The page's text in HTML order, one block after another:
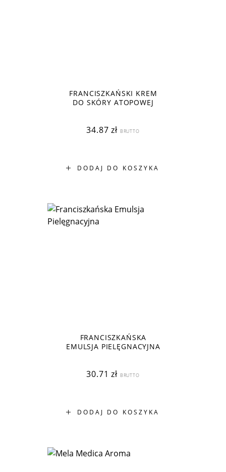
DODAJ DO KOSZYKA
FRANCISZKAŃSKI KREM
DO SKÓRY ATOPOWEJ
34.87zł BRUTTO
DODAJ DO KOSZYKA
FRANCISZKAŃSKA
EMULSJA PIELĘGNACYJNA
30.71zł BRUTTO